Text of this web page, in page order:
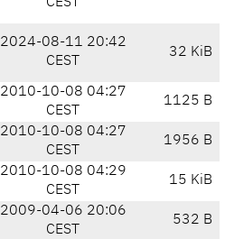
2024-08-11 20:42
CEST
32 KiB
2010-10-08 04:27
CEST
1125 B
2010-10-08 04:27
CEST
1956 B
2010-10-08 04:29
CEST
15 KiB
2009-04-06 20:06
CEST
532 B